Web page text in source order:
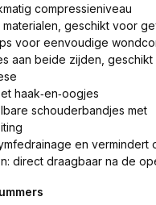
compressieniveau
geschikt voor
voor eenvoudige
aan beide zijden,
haak‑en‑oogjes
schouderbandjes met
en vermindert
direct draagbaar na de